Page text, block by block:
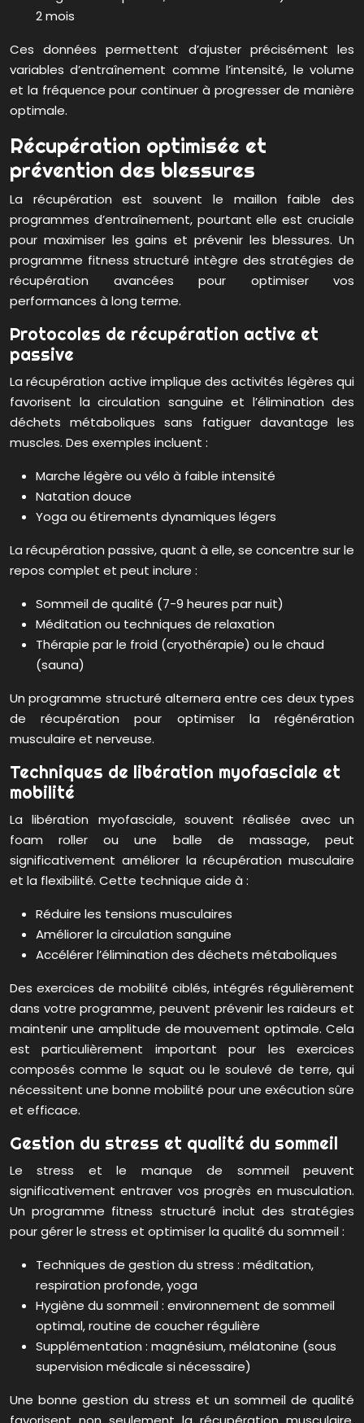
2 mois
Ces données permettent d’ajuster précisément les
variables d’entraînement comme l’intensité, le volume
et la fréquence pour continuer à progresser de manière
optimale.
Récupération optimisée et
prévention des blessures
La récupération est souvent le maillon faible des
programmes d’entraînement, pourtant elle est cruciale
pour maximiser les gains et prévenir les blessures. Un
programme fitness structuré intègre des stratégies de
récupération avancées pour optimiser vos
performances à long terme.
Protocoles de récupération active et
passive
La récupération active implique des activités légères qui
favorisent la circulation sanguine et l’élimination des
déchets métaboliques sans fatiguer davantage les
muscles. Des exemples incluent :
Marche légère ou vélo à faible intensité
Natation douce
Yoga ou étirements dynamiques légers
La récupération passive, quant à elle, se concentre sur le
repos complet et peut inclure :
Sommeil de qualité (7-9 heures par nuit)
Méditation ou techniques de relaxation
Thérapie par le froid (cryothérapie) ou le chaud
(sauna)
Un programme structuré alternera entre ces deux types
de récupération pour optimiser la régénération
musculaire et nerveuse.
Techniques de libération myofasciale et
mobilité
La libération myofasciale, souvent réalisée avec un
foam roller ou une balle de massage, peut
significativement améliorer la récupération musculaire
et la flexibilité. Cette technique aide à :
Réduire les tensions musculaires
Améliorer la circulation sanguine
Accélérer l’élimination des déchets métaboliques
Des exercices de mobilité ciblés, intégrés régulièrement
dans votre programme, peuvent prévenir les raideurs et
maintenir une amplitude de mouvement optimale. Cela
est particulièrement important pour les exercices
composés comme le squat ou le soulevé de terre, qui
nécessitent une bonne mobilité pour une exécution sûre
et efficace.
Gestion du stress et qualité du sommeil
Le stress et le manque de sommeil peuvent
significativement entraver vos progrès en musculation.
Un programme fitness structuré inclut des stratégies
pour gérer le stress et optimiser la qualité du sommeil :
Techniques de gestion du stress : méditation,
respiration profonde, yoga
Hygiène du sommeil : environnement de sommeil
optimal, routine de coucher régulière
Supplémentation : magnésium, mélatonine (sous
supervision médicale si nécessaire)
Une bonne gestion du stress et un sommeil de qualité